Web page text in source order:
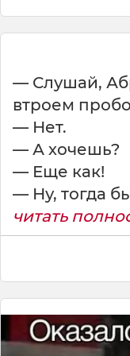
— Слушай,
втроем
— Нет.
— А хочешь?
— Еще как!
— Ну, тогда
читать